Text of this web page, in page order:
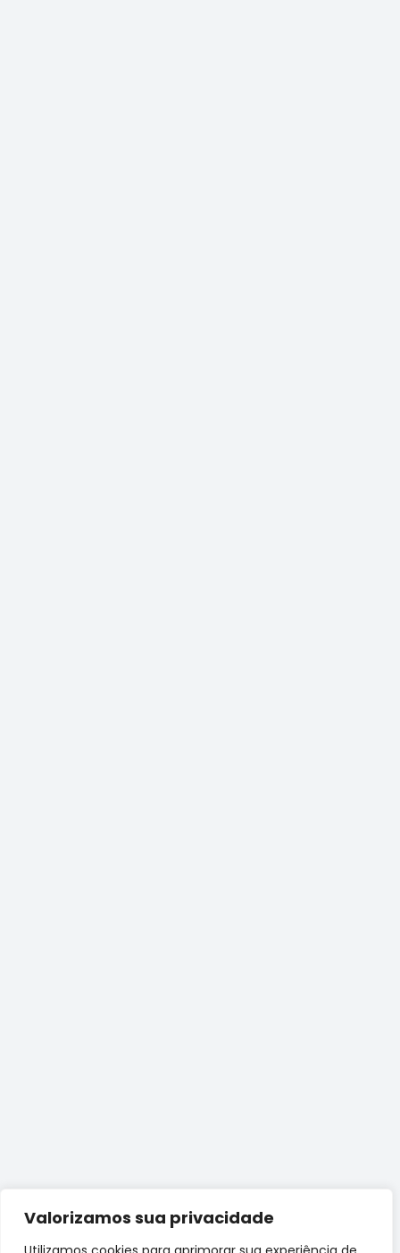
Valorizamos sua privacidade